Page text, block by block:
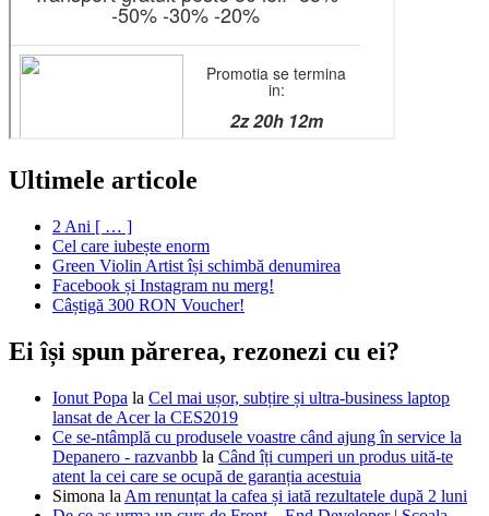
Ultimele articole
2 Ani [ … ]
Cel care iubește enorm
Green Violin Artist își schimbă denumirea
Facebook și Instagram nu merg!
Câștigă 300 RON Voucher!
Ei își spun părerea, rezonezi cu ei?
Ionut Popa la Cel mai ușor, subțire și ultra-business laptop
lansat de Acer la CES2019
Ce se-ntâmplă cu produsele voastre când ajung în service la
Depanero - razvanbb la Când îți cumperi un produs uită-te
atent la cei care se ocupă de garanția acestuia
Simona la Am renunțat la cafea și iată rezultatele după 2 luni